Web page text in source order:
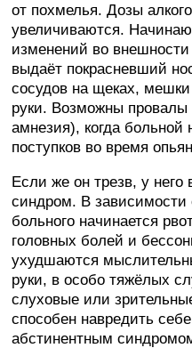
от похмелья. Дозы
увеличиваются.
изменений во внешности
выдаёт покрасневший
сосудов на щеках,
руки. Возможны провалы
амнезия), когда
поступков во время
Если же он трезв, у него
синдром. В зависимости
больного начинается
головных болей и
ухудшаются
руки, в особо тяжёлых
слуховые или
способен навредить
абстинентным